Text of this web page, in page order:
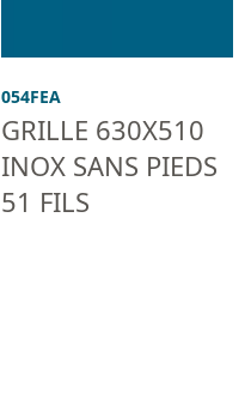
054FEA
GRILLE 630X510
INOX SANS PIEDS
51 FILS